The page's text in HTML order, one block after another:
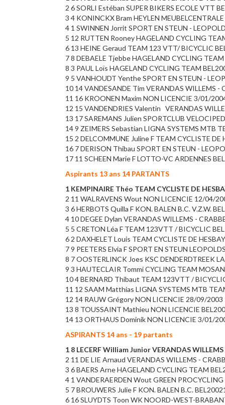
2 6 SORLI Estéban SUPER BIKERS ECOLE VTT
3 4 KONINCKX Bram HEYLEN
4 1 SWINNEN Jorrit SPORT EN STEUN -
5 12 RUTTEN Rooney HAGELAND CYCLING
6 13 HEINE Geraud TEAM 123 VTT/ BICYCLIC
7 8 DEBAELE Tjebbe HAGELAND CYCLING
8 3 PAUL Loïs HAGELAND CYCLING TEAM
9 5 VANHOUDT Yenthe SPORT EN STEUN -
10 14 VANDESANDE Tim VERANDAS WILLEMS
11 16 KROONEN Maxim NON LICENCIE 3/01/
12 15 VANDENDRIES Valentin VERANDAS
13 17 SAREMANS Julien SPORTCLUB
14 9 ZEIMERS Sebastian LIGNA SYSTEMS MTB
15 2 DELCOMMUNE Juline F TEAM CYCLISTE
16 7 DERISON Thibau SPORT EN STEUN -
17 11 SCHEEN Marie F LOTTO-VC ARDENNES
Aspirants 13 ans 14 PARTANTS
1 KEMPINAIRE Théo TEAM CYCLISTE DE
2 11 WALRAVENS Wout NON LICENCIE 12/04/
3 6 HERBOTS Quilla F KON. BALEN B.C. V.Z.W.
4 10 DEGEE Dylan VERANDAS WILLEMS -
5 5 CRETON Léa F TEAM 123VTT / BICYCLIC
6 2 DAXHELET Louis TEAM CYCLISTE DE
7 9 PEETERS Elvia F SPORT EN STEUN
8 7 OOSTERLINCK Joes KSC DENDERDTREEK
9 3 HAUTECLAIR Tommi CYCLING TEAM
10 4 BERNARD Thibaut TEAM 123VTT /
11 12 SAAM Matthias LIGNA SYSTEMS MTB
12 14 RAUW Grégory NON LICENCIE 28/09/2003
13 8 TOUSSAINT Mathieu NON LICENCIE
14 13 ORTHAUS Dominik NON LICENCIE 3/01/
ASPIRANTS 14 ans - 19 partants
1 8 LECERF William Junior VERANDAS
2 11 DE LIE Arnaud VERANDAS WILLEMS -
3 6BAERS ArneHAGELAND CYCLING TEAM
4 1 VANDERAERDEN Wout GREEN
5 7BROUWERS JulieF KON. BALEN B.C.
6 16SLUYDTS Toon WK NOORD-WEST-